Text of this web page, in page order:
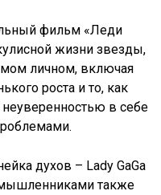
фильм «Леди
жизни звезды,
личном, включая
роста и то, как
в себе
духов – Lady GaGa
также